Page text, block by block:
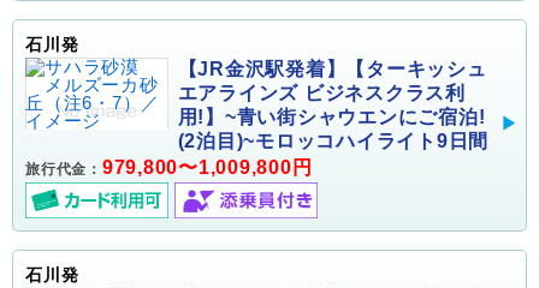
石川発
【JR金沢駅発着】【ターキッシュ
エアラインズ ビジネスクラス利
用!】~青い街シャウエンにご宿泊!
(2泊目)~モロッコハイライト9日間
旅行代金： 979,800〜1,009,800円
石川発